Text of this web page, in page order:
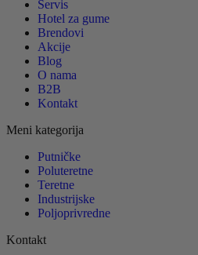
Servis
Hotel za gume
Brendovi
Akcije
Blog
O nama
B2B
Kontakt
Meni kategorija
Putničke
Poluteretne
Teretne
Industrijske
Poljoprivredne
Kontakt